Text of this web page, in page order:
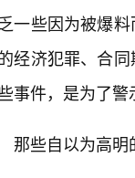
一些因为被爆
经济犯罪、合
事件，是为了警
那些自以为高